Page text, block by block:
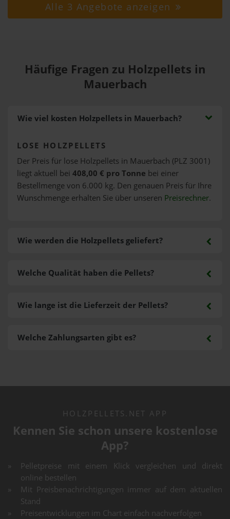
Alle 3 Angebote anzeigen
Häufige Fragen zu Holzpellets in
Mauerbach
Wie viel kosten Holzpellets in Mauerbach?
LOSE HOLZPELLETS
Der Preis für lose Holzpellets in Mauerbach (PLZ 3001)
liegt aktuell bei 408,00 € pro Tonne bei einer
Bestellmenge von 6.000 kg. Den genauen Preis für Ihre
Wunschmenge erhalten Sie über unseren Preisrechner.
Wie werden die Holzpellets geliefert?
Welche Zahlungsarten gibt es?
Welche Qualität haben die Pellets?
Wie lange ist die Lieferzeit der Pellets?
HOLZPELLETS.NET APP
Kennen Sie schon unsere kostenlose
App?
Pelletpreise mit einem Klick vergleichen und direkt
online bestellen
Mit Preisbenachrichtigungen immer auf dem aktuellen
Stand
Preisentwicklungen im Chart einfach nachverfolgen